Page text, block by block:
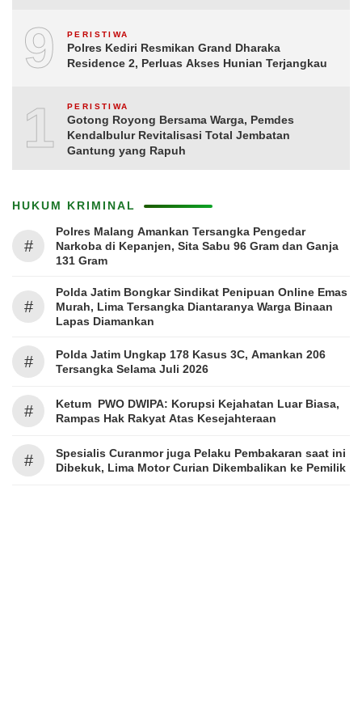
9 PERISTIWA
Polres Kediri Resmikan Grand Dharaka
Residence 2, Perluas Akses Hunian Terjangkau
10PERISTIWA
Gotong Royong Bersama Warga, Pemdes
Kendalbulur Revitalisasi Total Jembatan
Gantung yang Rapuh
HUKUM KRIMINAL
#
Polres Malang Amankan Tersangka Pengedar
Narkoba di Kepanjen, Sita Sabu 96 Gram dan Ganja
131 Gram
#
Polda Jatim Bongkar Sindikat Penipuan Online Emas
Murah, Lima Tersangka Diantaranya Warga Binaan
Lapas Diamankan
#
Polda Jatim Ungkap 178 Kasus 3C, Amankan 206
Tersangka Selama Juli 2026
#
Ketum PWO DWIPA: Korupsi Kejahatan Luar Biasa,
Rampas Hak Rakyat Atas Kesejahteraan
#
Spesialis Curanmor juga Pelaku Pembakaran saat ini
Dibekuk, Lima Motor Curian Dikembalikan ke Pemilik